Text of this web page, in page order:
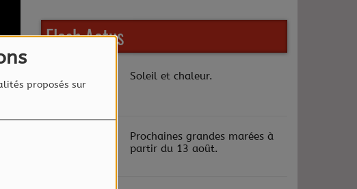
proposés sur
Flash Actus
Soleil et chaleur.
Prochaines grandes marées à
partir du 13 août.